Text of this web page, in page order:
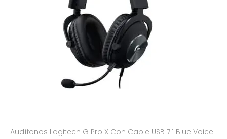
Audífonos Logitech G Pro X Con Cable USB 7.1 Blue Voice